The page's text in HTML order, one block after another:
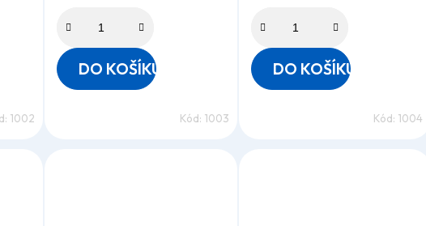
1002
DO KOŠÍKU
Kód: 1003
DO KOŠÍKU
Kód: 1004